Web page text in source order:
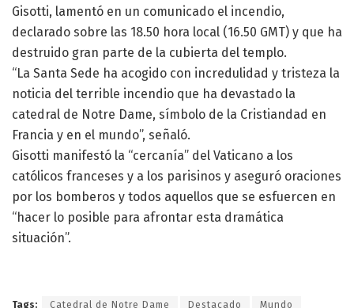
Gisotti, lamentó en un comunicado el incendio,
declarado sobre las 18.50 hora local (16.50 GMT) y que ha
destruido gran parte de la cubierta del templo.
“La Santa Sede ha acogido con incredulidad y tristeza la
noticia del terrible incendio que ha devastado la
catedral de Notre Dame, símbolo de la Cristiandad en
Francia y en el mundo”, señaló.
Gisotti manifestó la “cercanía” del Vaticano a los
católicos franceses y a los parisinos y aseguró oraciones
por los bomberos y todos aquellos que se esfuercen en
“hacer lo posible para afrontar esta dramática
situación”.
Tags: Catedral de Notre Dame Destacado Mundo